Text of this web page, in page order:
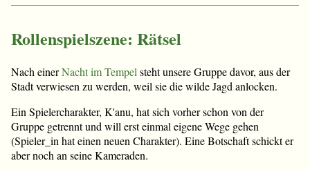
Rollenspielszene: Rätsel
Nach einerNacht im Tempel steht unsere Gruppe davor, aus der
Stadt verwiesen zu werden, weil sie die wilde Jagd anlocken.
Ein Spielercharakter, K'anu, hat sich vorher schon von der
Gruppe getrennt und will erst einmal eigene Wege gehen
(Spieler_in hat einen neuen Charakter). Eine Botschaft schickt er
aber noch an seine Kameraden.